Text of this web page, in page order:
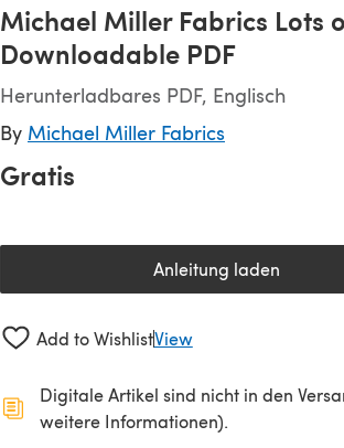
Michael Miller Fabrics Lots
Downloadable PDF
Herunterladbares PDF, Englisch
By Michael Miller Fabrics
Gratis
Anleitung laden
(öffnet sich in
Add to WishlistView
Digitale Artikel sind nicht in den
weitere Informationen).